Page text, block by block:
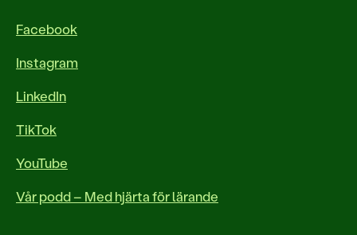
Facebook
Instagram
LinkedIn
TikTok
YouTube
Vår podd – Med hjärta för lärande